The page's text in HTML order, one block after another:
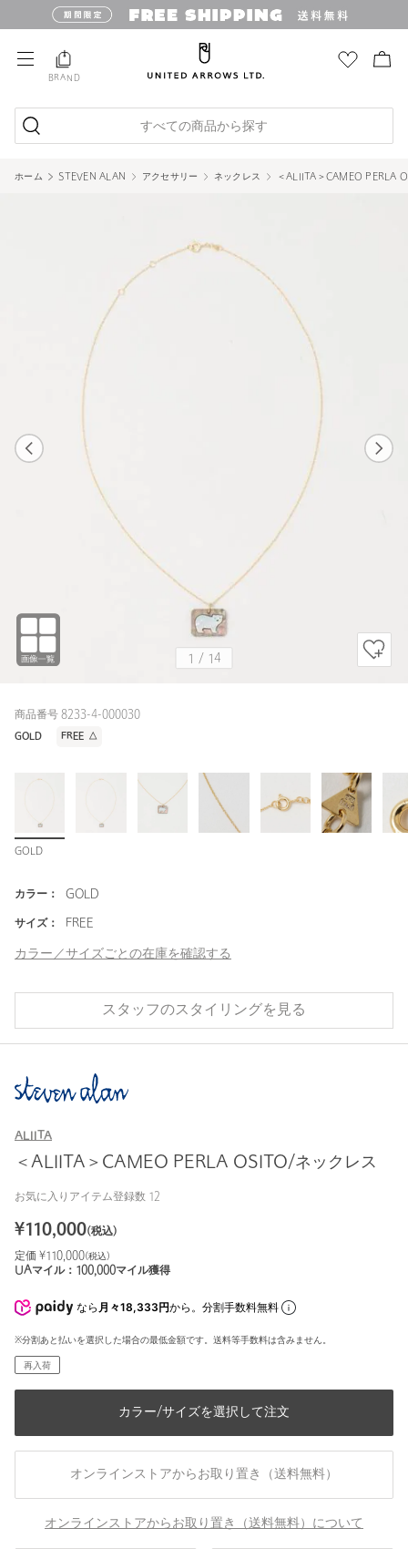
BRAND
すべての商品から探す
ホーム STEVEN ALAN アクセサリー ネックレス ＜ALIITA＞CAMEO PERLA
1 / 14
商品番号 8233-4-000030
GOLD FREE △
GOLD
カラー： GOLD
サイズ： FREE
カラー／サイズごとの在庫を確認する
スタッフのスタイリングを見る
ALIITA
＜ALIITA＞CAMEO PERLA OSITO/ネックレス
お気に入りアイテム登録数 12
¥110,000(税込)
定価 ¥ 110,000(税込)
UAマイル： 100,000マイル獲得
なら 月々18,333円から。分割手数料無料
※分割あと払いを選択した場合の最低金額です。送料等手数料は含みません。
再入荷
カラー/サイズを選択して注文
オンラインストアからお取り置き（送料無料）
オンラインストアからお取り置き（送料無料）について